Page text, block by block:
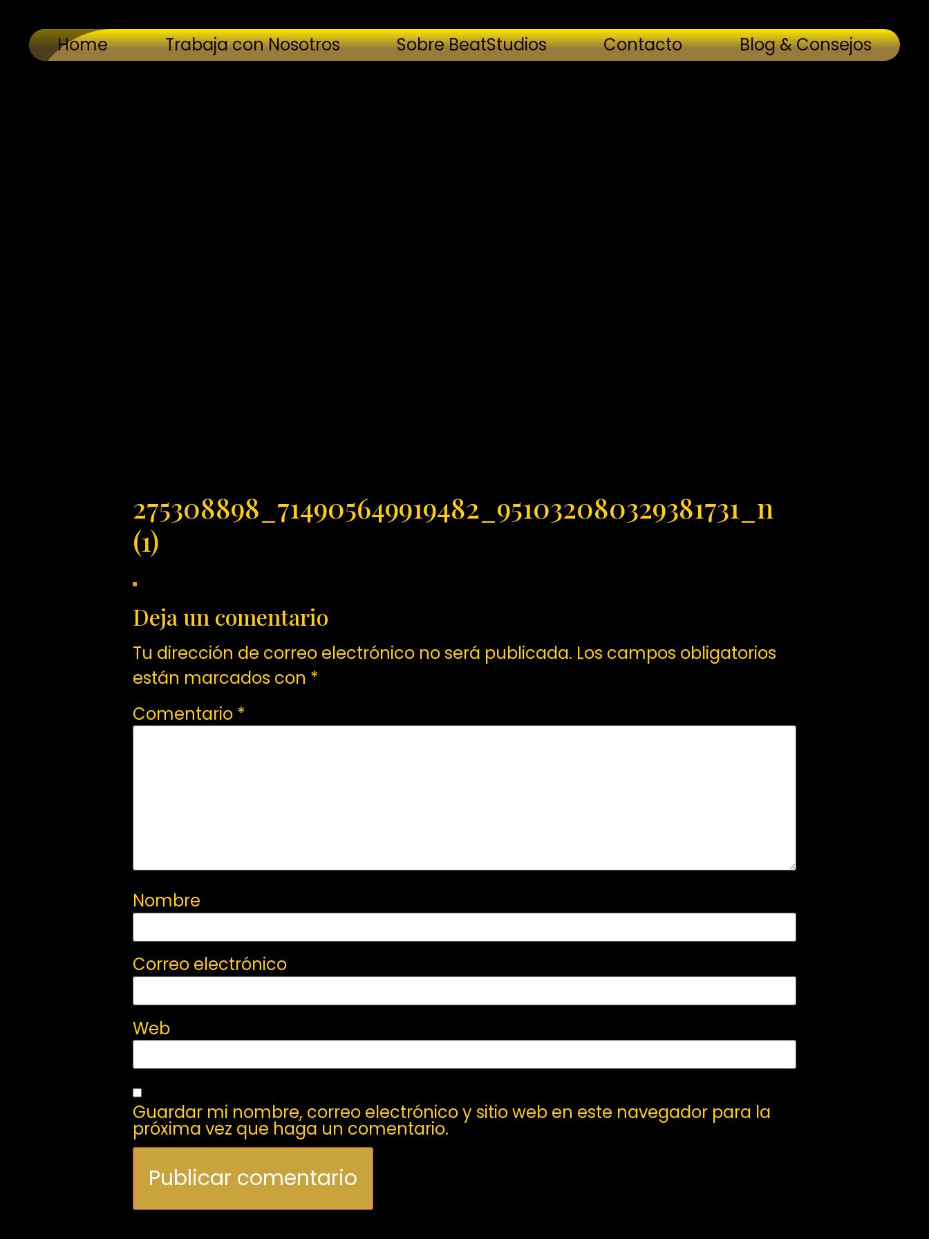
Home Trabaja con Nosotros Sobre BeatStudios Contacto Blog & Consejos
275308898_714905649919482_951032080329381731_n
(1)
Deja un comentario
Tu dirección de correo electrónico no será publicada. Los campos obligatorios
están marcados con *
Comentario *
Nombre
Correo electrónico
Web
Guardar mi nombre, correo electrónico y sitio web en este navegador para la
próxima vez que haga un comentario.